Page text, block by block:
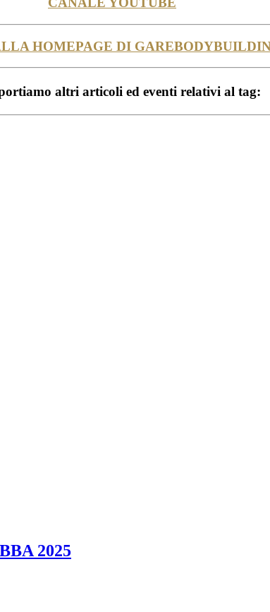
HOMEPAGE DI
altri articoli ed eventi relativi al tag:
2025